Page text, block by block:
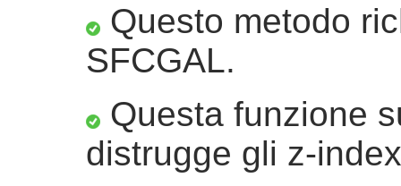
Questo metodo
SFCGAL.
Questa funzione
distrugge gli z-